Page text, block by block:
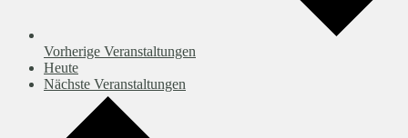
Vorherige Veranstaltungen
Heute
Nächste Veranstaltungen